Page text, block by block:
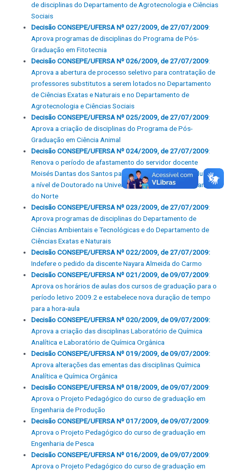
de disciplinas do Departamento de Agrotecnologia e Ciências
Sociais
Decisão CONSEPE/UFERSA Nº 027/2009, de 27/07/2009:
Aprova programas de disciplinas do Programa de Pós-
Graduação em Fitotecnia
Decisão CONSEPE/UFERSA Nº 026/2009, de 27/07/2009:
Aprova a abertura de processo seletivo para contratação de
professores substitutos a serem lotados no Departamento
de Ciências Exatas e Naturais e no Departamento de
Agrotecnologia e Ciências Sociais
Decisão CONSEPE/UFERSA Nº 025/2009, de 27/07/2009:
Aprova a criação de disciplinas do Programa de Pós-
Graduação em Ciência Animal
Decisão CONSEPE/UFERSA Nº 024/2009, de 27/07/2009:
Renova o período de afastamento do servidor docente
Moisés Dantas dos Santos para conclusão de pós-graduação
a nível de Doutorado na Universidade Federal do Rio Grande
do Norte
Decisão CONSEPE/UFERSA Nº 023/2009, de 27/07/2009:
Aprova programas de disciplinas do Departamento de
Ciências Ambientais e Tecnológicas e do Departamento de
Ciências Exatas e Naturais
Decisão CONSEPE/UFERSA Nº 022/2009, de 27/07/2009:
Indefere o pedido da discente Nayara Almeida do Carmo
Decisão CONSEPE/UFERSA Nº 021/2009, de 09/07/2009:
Aprova os horários de aulas dos cursos de graduação para o
período letivo 2009.2 e estabelece nova duração de tempo
para a hora-aula
Decisão CONSEPE/UFERSA Nº 020/2009, de 09/07/2009:
Aprova a criação das disciplinas Laboratório de Química
Analítica e Laboratório de Química Orgânica
Decisão CONSEPE/UFERSA Nº 019/2009, de 09/07/2009:
Aprova alterações das ementas das disciplinas Química
Analítica e Química Orgânica
Decisão CONSEPE/UFERSA Nº 018/2009, de 09/07/2009:
Aprova o Projeto Pedagógico do curso de graduação em
Engenharia de Produção
Decisão CONSEPE/UFERSA Nº 017/2009, de 09/07/2009:
Aprova o Projeto Pedagógico do curso de graduação em
Engenharia de Pesca
Decisão CONSEPE/UFERSA Nº 016/2009, de 09/07/2009:
Aprova o Projeto Pedagógico do curso de graduação em